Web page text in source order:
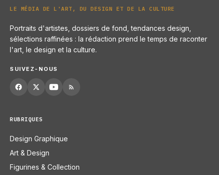
LE MÉDIA DE L'ART, DU DESIGN ET DE LA CULTURE
Portraits d'artistes, dossiers de fond, tendances design,
sélections raffinées : la rédaction prend le temps de raconter
l'art, le design et la culture.
SUIVEZ-NOUS
RUBRIQUES
Design Graphique
Art & Design
Figurines & Collection